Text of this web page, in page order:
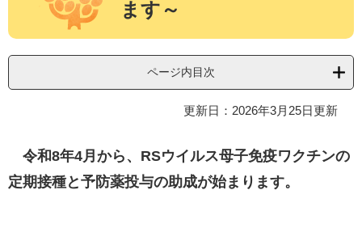
ます～
ページ内目次
更新日：2026年3月25日更新
令和8年4月から、RSウイルス母子免疫ワクチンの
定期接種と予防薬投与の助成が始まります。